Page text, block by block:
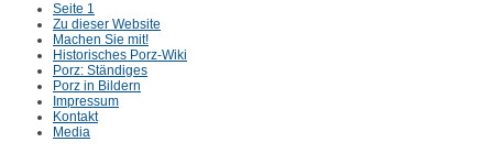
menu
Seite 1
Zu dieser Website
Machen Sie mit!
Historisches Porz-Wiki
Porz: Ständiges
Porz in Bildern
Impressum
Kontakt
Media